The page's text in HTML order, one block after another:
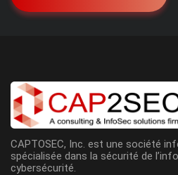
CAPTOSEC, Inc. est une société
spécialisée dans la sécurité de
cybersécurité.